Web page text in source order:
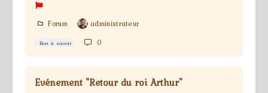
Forum administrateur
Bon à savoir 0
Evénement "Retour du roi Arthur"